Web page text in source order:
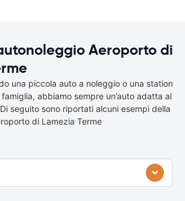
Aeroporto di
una piccola auto a noleggio o una station
abbiamo sempre un’auto adatta al
seguito sono riportati alcuni esempi della
di Lamezia Terme